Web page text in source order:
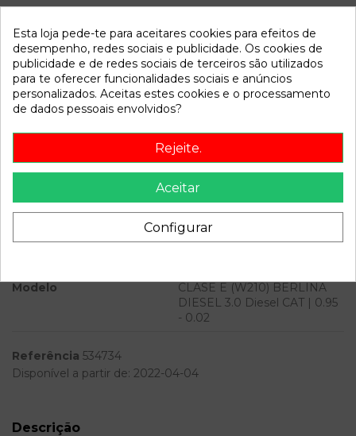
Dados do produto
mpn
R1262611201
Año fabricación
1996
WDB2100201A105544
Azul
Combustible
Diesel
3.0 Diesel CAT | 0.95 - 0.02
Modelo
CLASE E (W210) BERLINA
DIESEL 3.0 Diesel CAT | 0.95
- 0.02
Referência 534734
Disponível a partir de: 2022-04-04
Descrição
Esta loja pede-te para aceitares cookies para efeitos de
desempenho, redes sociais e publicidade. Os cookies de
publicidade e de redes sociais de terceiros são utilizados
para te oferecer funcionalidades sociais e anúncios
personalizados. Aceitas estes cookies e o processamento
de dados pessoais envolvidos?
Rejeite.
Aceitar
Configurar